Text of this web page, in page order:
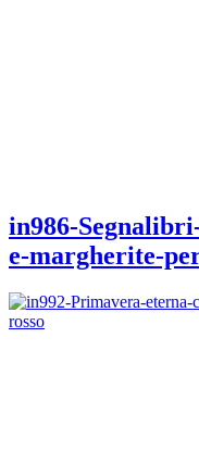
in986-
e-margherite-